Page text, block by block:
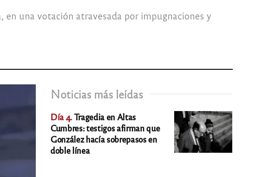
una votación atravesada por impugnaciones y
Noticias más leídas
Día 4.Tragedia en Altas
Cumbres: testigos afirman que
González hacía sobrepasos en
doble línea